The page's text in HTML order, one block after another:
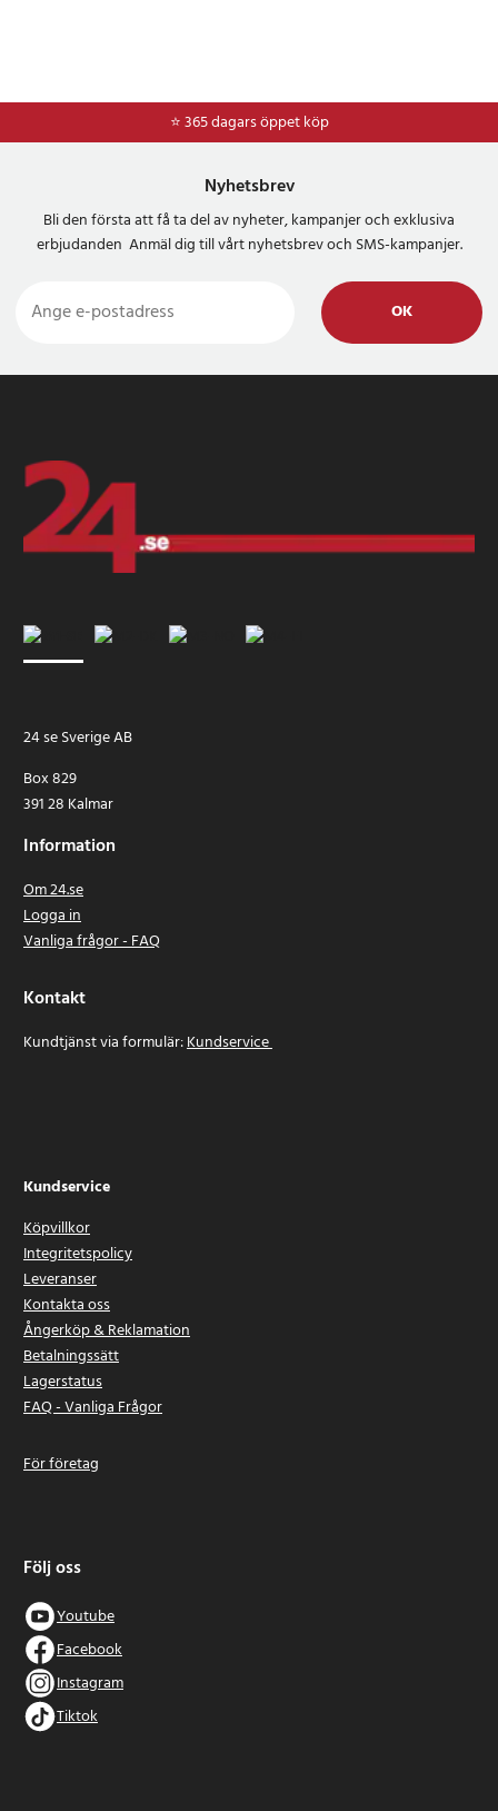
⭐ 365 dagars öppet köp
⭐Frakt 49kr *
Nyhetsbrev
Bli den första att få ta del av nyheter, kampanjer och exklusiva
erbjudanden Anmäl dig till vårt nyhetsbrev och SMS-kampanjer.
OK
24 se Sverige AB
Box 829
391 28 Kalmar
Information
Om 24.se
Logga in
Vanliga frågor - FAQ
Kontakt
Kundtjänst via formulär:Kundservice
Kundservice
Köpvillkor
Integritetspolicy
Leveranser
Kontakta oss
Ångerköp & Reklamation
Betalningssätt
Lagerstatus
FAQ - Vanliga Frågor
För företag
Följ oss
Youtube
Facebook
Instagram
Tiktok